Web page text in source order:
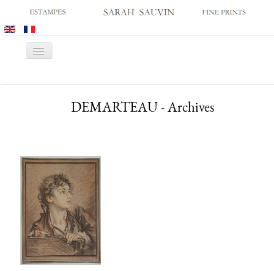
Basculer
GALERIE
ESTAMPES ANCIENNES
ESTAMPES MODERNES
ARCHIVES
ACHATS DES MUSÉES
CONTACT
DEMARTEAU - Archives